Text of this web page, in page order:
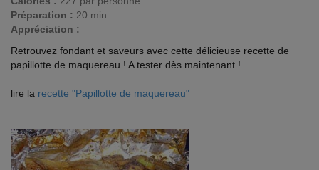
Préparation : 20 min
Appréciation :
Retrouvez fondant et saveurs avec cette délicieuse recette de
papillotte de maquereau ! A tester dès maintenant !
lire la recette "Papillotte de maquereau"